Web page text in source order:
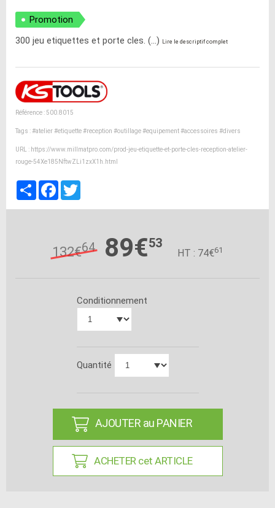
Promotion
300 jeu etiquettes et porte cles. (...)
Lire le descriptif complet
Référence : 500.8015
Tags :#atelier#etiquette#reception #outillage#equipement#accessoires #divers
URL : https://www.millmatpro.com/prod-jeu-etiquette-et-porte-cles-reception-atelier-
rouge-54Xe185NftwZLi1zxX1h.html
PartagerFacebook
132€64 89€53
HT : 74€61
Conditionnement
Quantité
AJOUTER au PANIER
ACHETER cet ARTICLE